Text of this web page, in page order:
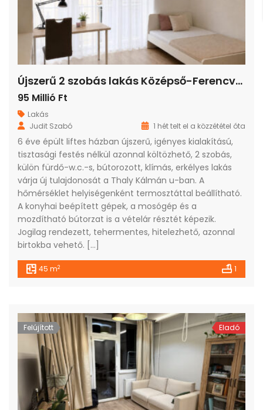
Újszerű 2 szobás lakás Középső-Ferencvárosban
95 Millió Ft
Lakás
Judit Szabó
1 hét telt el a közzététel óta
6 éve épült liftes házban újszerű, igényes kialakítású,
tisztasági festés nélkül azonnal költözhető, 2 szobás,
külön fürdő-w.c.-s, bútorozott, klímás, erkélyes lakás
várja új tulajdonosát a Thaly Kálmán u-ban. A
hőmérséklet helyiségenként termosztáttal beállítható.
A konyhai beépített gépek, a mosógép és a
mozdítható bútorzat is a vételár résztét képezik.
Jogilag rendezett, tehermentes, hitelezhető, azonnal
birtokba vehető. […]
45 m2 1
Felújított Eladó